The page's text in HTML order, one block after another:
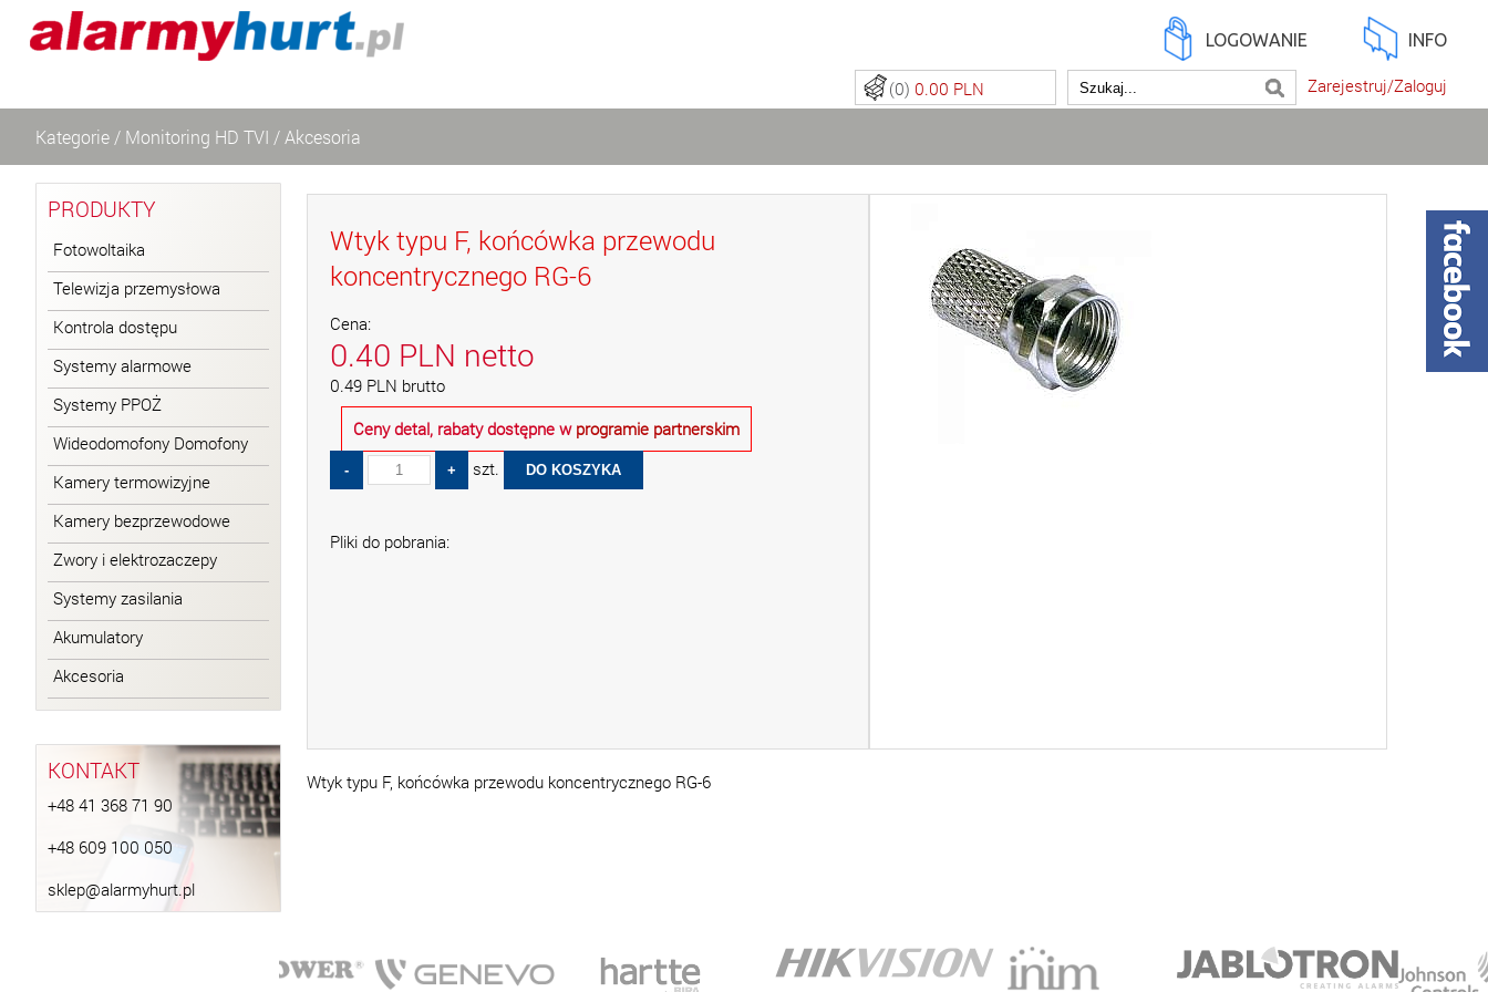
LOGOWANIE INFO
Zarejestruj/Zaloguj
(0) 0.00 PLN
Kategorie / Monitoring HD TVI / Akcesoria
PRODUKTY
Fotowoltaika
Telewizja przemysłowa
Kontrola dostępu
Systemy alarmowe
Systemy PPOŻ
Wideodomofony Domofony
Kamery termowizyjne
Kamery bezprzewodowe
Zwory i elektrozaczepy
Systemy zasilania
Akumulatory
Akcesoria
KONTAKT
+48 41 368 71 90
+48 609 100 050
sklep@alarmyhurt.pl
Wtyk typu F, końcówka przewodu
koncentrycznego RG-6
Cena:
0.40 PLN netto
0.49 PLN brutto
Ceny detal, rabaty dostępne w programie partnerskim
szt.
Pliki do pobrania:
Wtyk typu F, końcówka przewodu koncentrycznego RG-6